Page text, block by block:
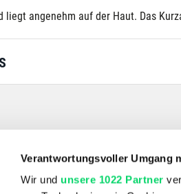
Verantwortungsvoller Umgang
Wir und unsere 1022 Partner
liegt angenehm auf der Haut. Das